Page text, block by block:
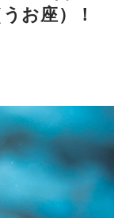
界のレジェン
行われる「ヤ
プナイター』の
時代は『ニッポ
組でレギュラー
ナーにはお馴染
ナイター』で解
る。
お座）！